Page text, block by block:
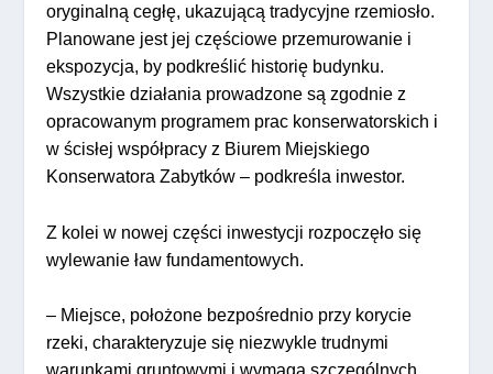
oryginalną cegłę, ukazującą tradycyjne rzemiosło.
Planowane jest jej częściowe przemurowanie i
ekspozycja, by podkreślić historię budynku.
Wszystkie działania prowadzone są zgodnie z
opracowanym programem prac konserwatorskich i
w ścisłej współpracy z Biurem Miejskiego
Konserwatora Zabytków – podkreśla inwestor.
Z kolei w nowej części inwestycji rozpoczęło się
wylewanie ław fundamentowych.
– Miejsce, położone bezpośrednio przy korycie
rzeki, charakteryzuje się niezwykle trudnymi
warunkami gruntowymi i wymaga szczególnych